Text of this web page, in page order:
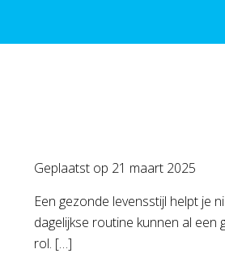
Geplaatst op 21 maart 2025
Een gezonde levensstijl helpt je
dagelijkse routine kunnen al
rol. […]